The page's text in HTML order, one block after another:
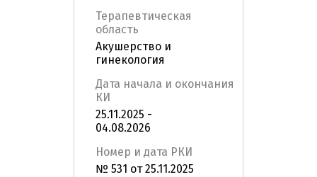
Терапевтическая
область
Акушерство и
гинекология
Дата начала и окончания
КИ
25.11.2025 -
04.08.2026
Номер и дата РКИ
№ 531 от 25.11.2025